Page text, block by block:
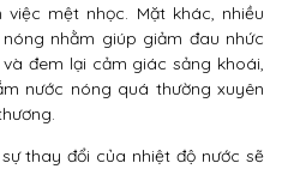
mệt nhọc. Mặt khác, nhiều
nhằm giúp giảm đau nhức
đem lại cảm giác sảng khoái,
nước nóng quá thường xuyên
thay đổi của nhiệt độ nước sẽ